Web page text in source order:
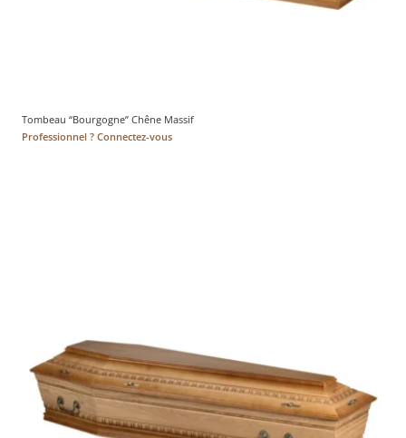
Tombeau “Bourgogne” Chêne Massif
Professionnel ? Connectez-vous